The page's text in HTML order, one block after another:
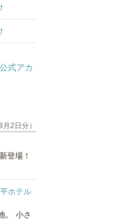
2日分）
登場！
ホテル
。 小さ